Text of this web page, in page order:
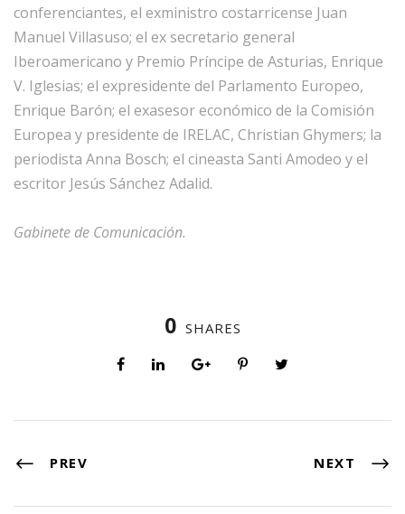
conferenciantes, el exministro costarricense Juan
Manuel Villasuso; el ex secretario general
Iberoamericano y Premio Príncipe de Asturias, Enrique
V. Iglesias; el expresidente del Parlamento Europeo,
Enrique Barón; el exasesor económico de la Comisión
Europea y presidente de IRELAC, Christian Ghymers; la
periodista Anna Bosch; el cineasta Santi Amodeo y el
escritor Jesús Sánchez Adalid.
Gabinete de Comunicación.
0 SHARES
PREV NEXT